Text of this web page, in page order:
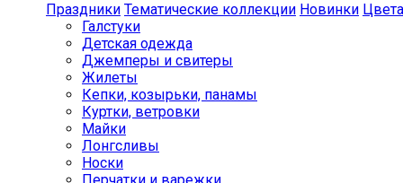
Праздники Тематические коллекции Новинки Цвета
Галстуки
Детская одежда
Джемперы и свитеры
Жилеты
Кепки, козырьки, панамы
Куртки, ветровки
Майки
Лонгсливы
Носки